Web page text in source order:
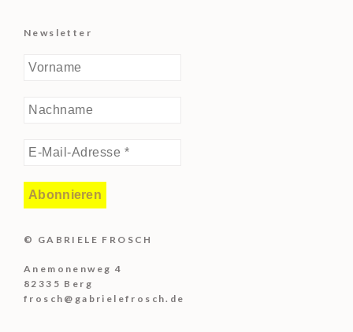
Newsletter
© GABRIELE FROSCH
Anemonenweg 4
82335 Berg
frosch@gabrielefrosch.de